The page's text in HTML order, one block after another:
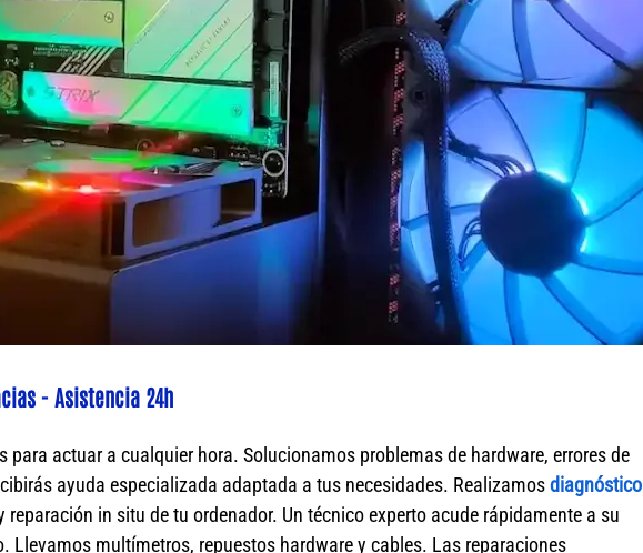
- Asistencia 24h
para actuar a cualquier hora. Solucionamos problemas de hardware, errores de
ayuda especializada adaptada a tus necesidades. Realizamosdiagnóstico
reparación in situ de tu ordenador. Un técnico experto acude rápidamente a su
Llevamos multímetros, repuestos hardware y cables. Las reparaciones